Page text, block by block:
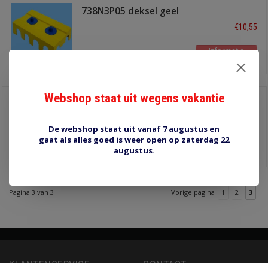
738N3P05 deksel geel
€10,55
Informatie
738834N0N14 Dual
(pos./Neg.) terminal bus
Informatie
Pagina 3 van 3 Vorige pagina 1 2 3
Webshop staat uit wegens vakantie
De webshop staat uit vanaf 7 augustus en
gaat als alles goed is weer open op zaterdag 22
augustus.